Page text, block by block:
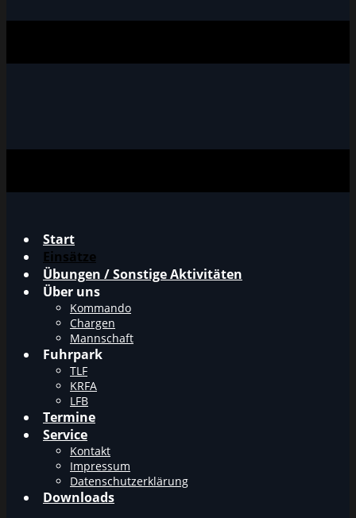
Start
Einsätze
Übungen / Sonstige Aktivitäten
Über uns
Kommando
Chargen
Mannschaft
Fuhrpark
TLF
KRFA
LFB
Termine
Service
Kontakt
Impressum
Datenschutzerklärung
Downloads